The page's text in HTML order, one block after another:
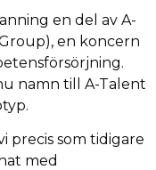
en del av A-
en koncern
namn till A-Talent
precis som tidigare
med